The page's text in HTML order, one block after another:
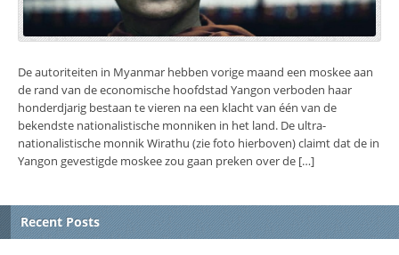
De autoriteiten in Myanmar hebben vorige maand een moskee aan
de rand van de economische hoofdstad Yangon verboden haar
honderdjarig bestaan te vieren na een klacht van één van de
bekendste nationalistische monniken in het land. De ultra-
nationalistische monnik Wirathu (zie foto hierboven) claimt dat de in
Yangon gevestigde moskee zou gaan preken over de […]
Recent Posts